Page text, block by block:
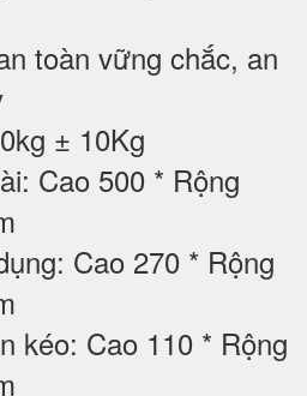
toàn vững chắc, an
± 10Kg
Cao 500 * Rộng
Cao 270 * Rộng
kéo: Cao 110 * Rộng